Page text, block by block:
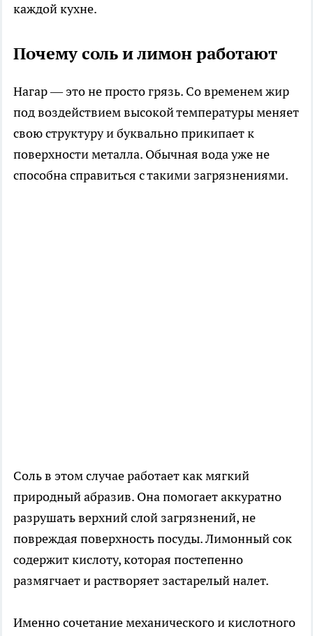
каждой кухне.
Почему соль и лимон работают
Нагар — это не просто грязь. Со временем жир
под воздействием высокой температуры меняет
свою структуру и буквально прикипает к
поверхности металла. Обычная вода уже не
способна справиться с такими загрязнениями.
Соль в этом случае работает как мягкий
природный абразив. Она помогает аккуратно
разрушать верхний слой загрязнений, не
повреждая поверхность посуды. Лимонный сок
содержит кислоту, которая постепенно
размягчает и растворяет застарелый налет.
Именно сочетание механического и кислотного